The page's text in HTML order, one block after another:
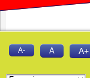
A- A A+